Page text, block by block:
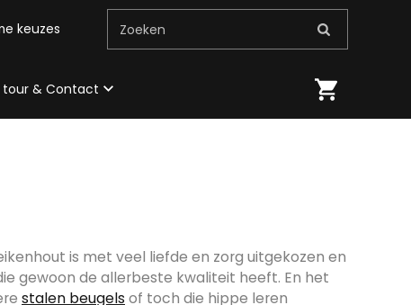
keuzes Zoeken
tour & Contact
is met veel liefde en zorg uitgekozen en
gewoon de allerbeste kwaliteit heeft. En het
stalen beugelsof toch die hippe leren